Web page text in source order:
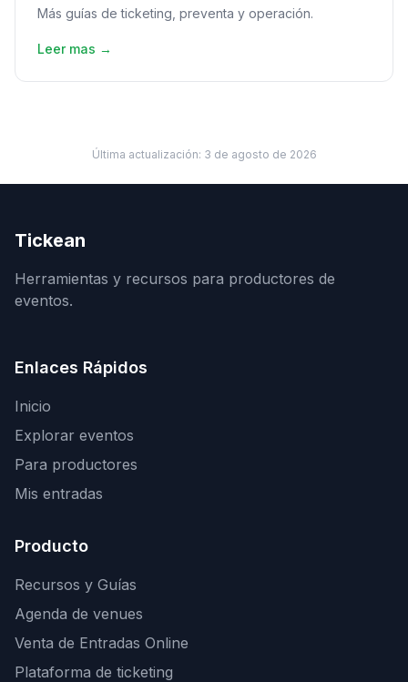
Más guías de ticketing, preventa y operación.
Leer mas →
Última actualización: 3 de agosto de 2026
Tickean
Herramientas y recursos para productores de
eventos.
Enlaces Rápidos
Inicio
Explorar eventos
Para productores
Mis entradas
Producto
Recursos y Guías
Agenda de venues
Venta de Entradas Online
Plataforma de ticketing